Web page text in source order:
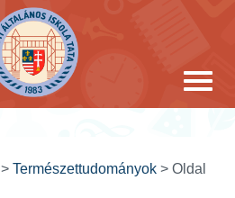
> Természettudományok > Oldal